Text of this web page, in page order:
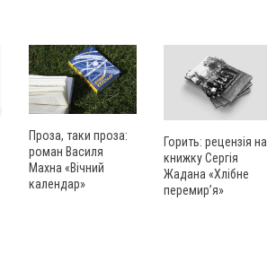
Проза, таки проза:
роман Василя
Махна «Вічний
календар»
Горить: рецензія на
книжку Сергія
Жадана «Хлібне
перемир’я»